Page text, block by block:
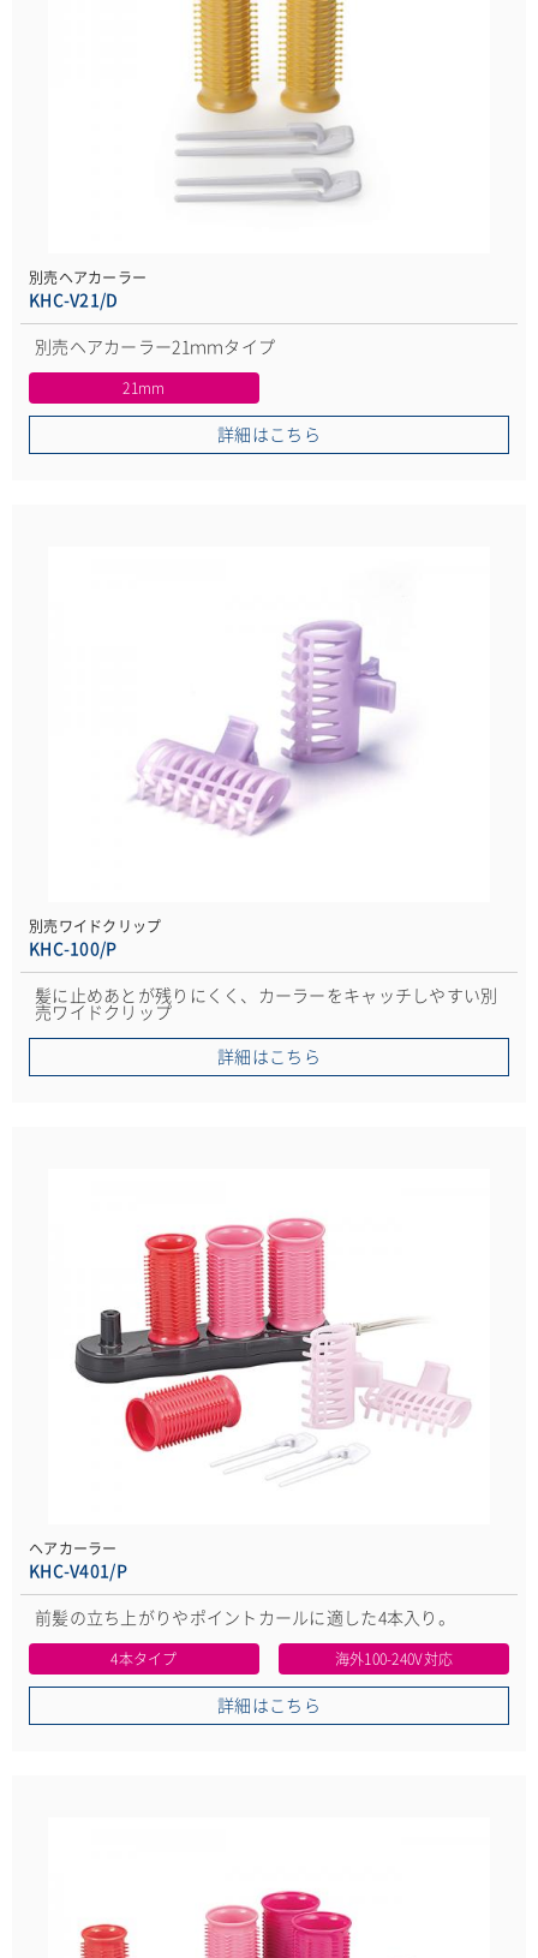
別売ヘアカーラー
KHC-V21/D
別売ヘアカーラー21ｍｍタイプ
21mm
詳細はこちら
別売ワイドクリップ
KHC-100/P
髪に止めあとが残りにくく、カーラーをキャッチしやすい別
売ワイドクリップ
詳細はこちら
ヘアカーラー
KHC-V401/P
前髪の立ち上がりやポイントカールに適した4本入り。
4本タイプ 海外100-240V対応
詳細はこちら